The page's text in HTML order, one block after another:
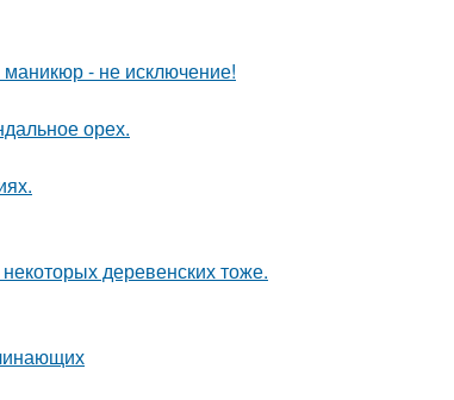
- не исключение!
орех.
деревенских тоже.